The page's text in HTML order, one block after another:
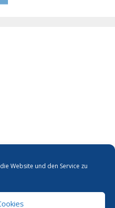
Website und den Service zu